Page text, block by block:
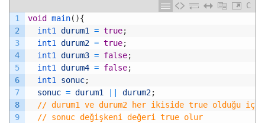
C
1
2
3
4
5
6
7
8
9
void main( ){
int1 durum1 = true;
int1 durum2 = true;
int1 durum3 = false;
int1 durum4 = false;
int1 sonuc;
sonuc = durum1 durum2;
// durum1 ve durum2 her ikiside true olduğu için
// sonuc değişkeni değeri true olur